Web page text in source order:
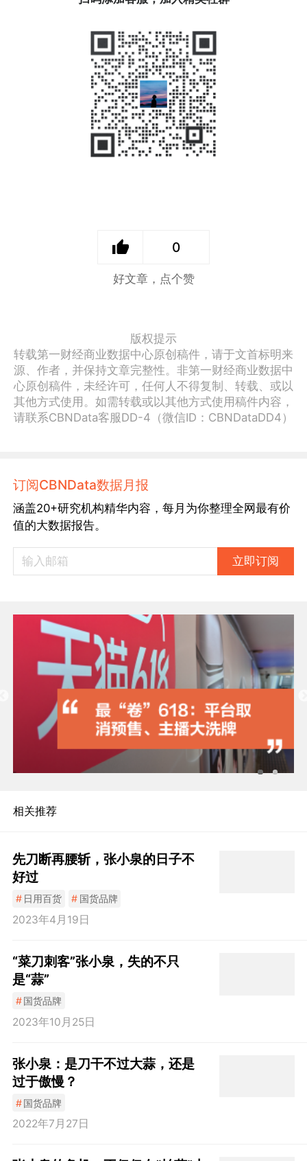
0
好文章，点个赞
版权提示
转载第一财经商业数据中心原创稿件，请于文首标明来
源、作者，并保持文章完整性。非第一财经商业数据中
心原创稿件，未经许可，任何人不得复制、转载、或以
其他方式使用。如需转载或以其他方式使用稿件内容，
请联系CBNData客服DD-4（微信ID：CBNDataDD4）
订阅CBNData数据月报
涵盖20+研究机构精华内容，每月为你整理全网最有价
值的大数据报告。
立即订阅
相关推荐
先刀断再腰斩，张小泉的日子不
好过
# 日用百货 # 国货品牌
2023年4月19日
“菜刀刺客”张小泉，失的不只
是“蒜”
#国货品牌
2023年10月25日
张小泉：是刀干不过大蒜，还是
过于傲慢？
#国货品牌
2022年7月27日